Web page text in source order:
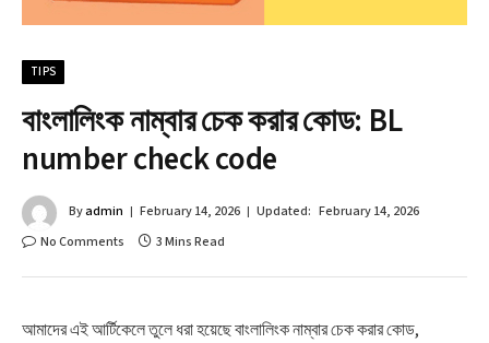
TIPS
বাংলালিংক নাম্বার চেক করার কোড: BL
number check code
Byadmin February 14, 2026 Updated: February 14, 2026
No Comments
3 Mins Read
আমাদের এই আর্টিকেলে তুলে ধরা হয়েছে বাংলালিংক নাম্বার চেক করার কোড,